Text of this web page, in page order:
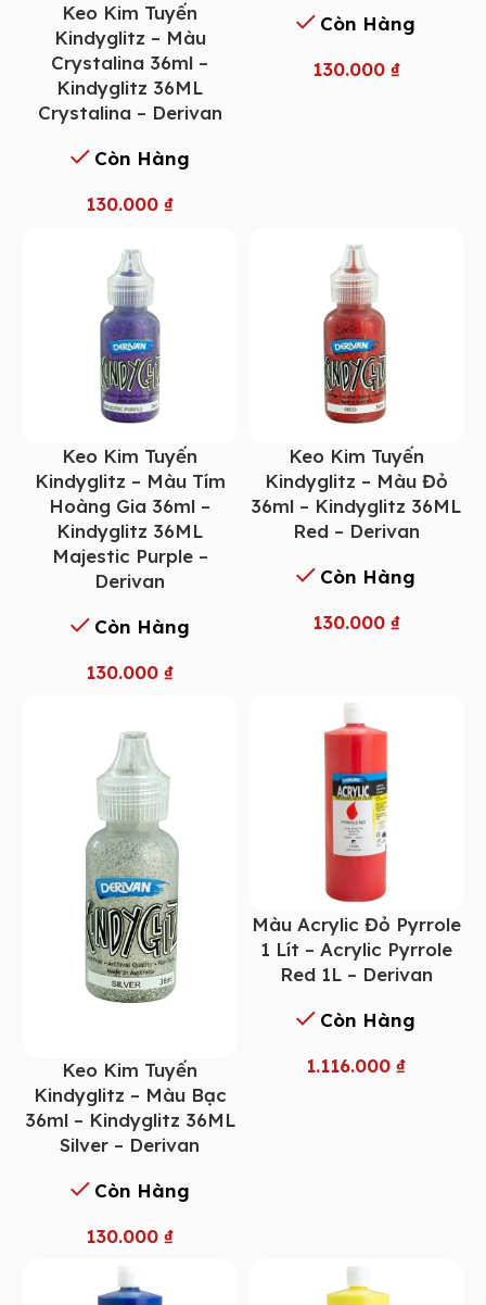
Keo Kim Tuyến
Kindyglitz – Màu
Crystalina 36ml –
Kindyglitz 36ML
Crystalina – Derivan
Còn Hàng
130.000 ₫
Còn Hàng
130.000 ₫
Keo Kim Tuyến
Kindyglitz – Màu Tím
Hoàng Gia 36ml –
Kindyglitz 36ML
Majestic Purple –
Derivan
Còn Hàng
130.000 ₫
Keo Kim Tuyến
Kindyglitz – Màu Đỏ
36ml – Kindyglitz 36ML
Red – Derivan
Còn Hàng
130.000 ₫
Keo Kim Tuyến
Kindyglitz – Màu Bạc
36ml – Kindyglitz 36ML
Silver – Derivan
Còn Hàng
130.000 ₫
Màu Acrylic Đỏ Pyrrole
1 Lít – Acrylic Pyrrole
Red 1L – Derivan
Còn Hàng
1.116.000₫